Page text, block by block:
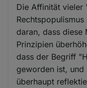
Die Affinität vieler
daran, dass diese
Prinzipien
dass der Begriff
geworden ist, und
überhaupt